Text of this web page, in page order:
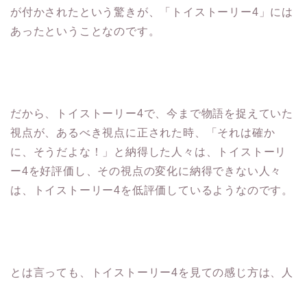
が付かされたという驚きが、「トイストーリー4」には
あったということなのです。
だから、トイストーリー4で、今まで物語を捉えていた
視点が、あるべき視点に正された時、「それは確か
に、そうだよな！」と納得した人々は、トイストーリ
ー4を好評価し、その視点の変化に納得できない人々
は、トイストーリー4を低評価しているようなのです。
とは言っても、トイストーリー4を見ての感じ方は、人